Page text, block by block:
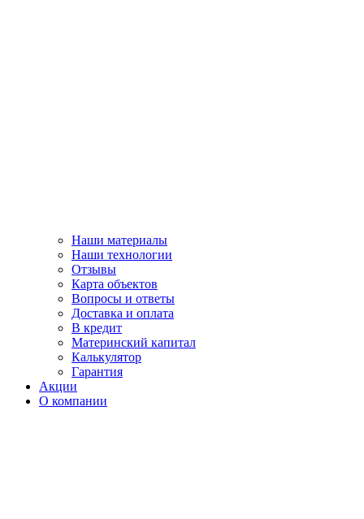
Наши материалы
Наши технологии
Отзывы
Карта объектов
Вопросы и ответы
Доставка и оплата
В кредит
Материнский капитал
Калькулятор
Гарантия
Акции
О компании